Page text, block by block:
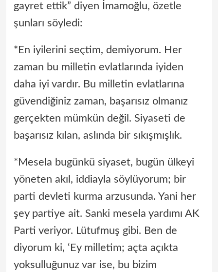
gayret ettik” diyen İmamoğlu, özetle
şunları söyledi:
*En iyilerini seçtim, demiyorum. Her
zaman bu milletin evlatlarında iyiden
daha iyi vardır. Bu milletin evlatlarına
güvendiğiniz zaman, başarısız olmanız
gerçekten mümkün değil. Siyaseti de
başarısız kılan, aslında bir sıkışmışlık.
*Mesela bugünkü siyaset, bugün ülkeyi
yöneten akıl, iddiayla söylüyorum; bir
parti devleti kurma arzusunda. Yani her
şey partiye ait. Sanki mesela yardımı AK
Parti veriyor. Lütufmuş gibi. Ben de
diyorum ki, ‘Ey milletim; açta açıkta
yoksulluğunuz var ise, bu bizim